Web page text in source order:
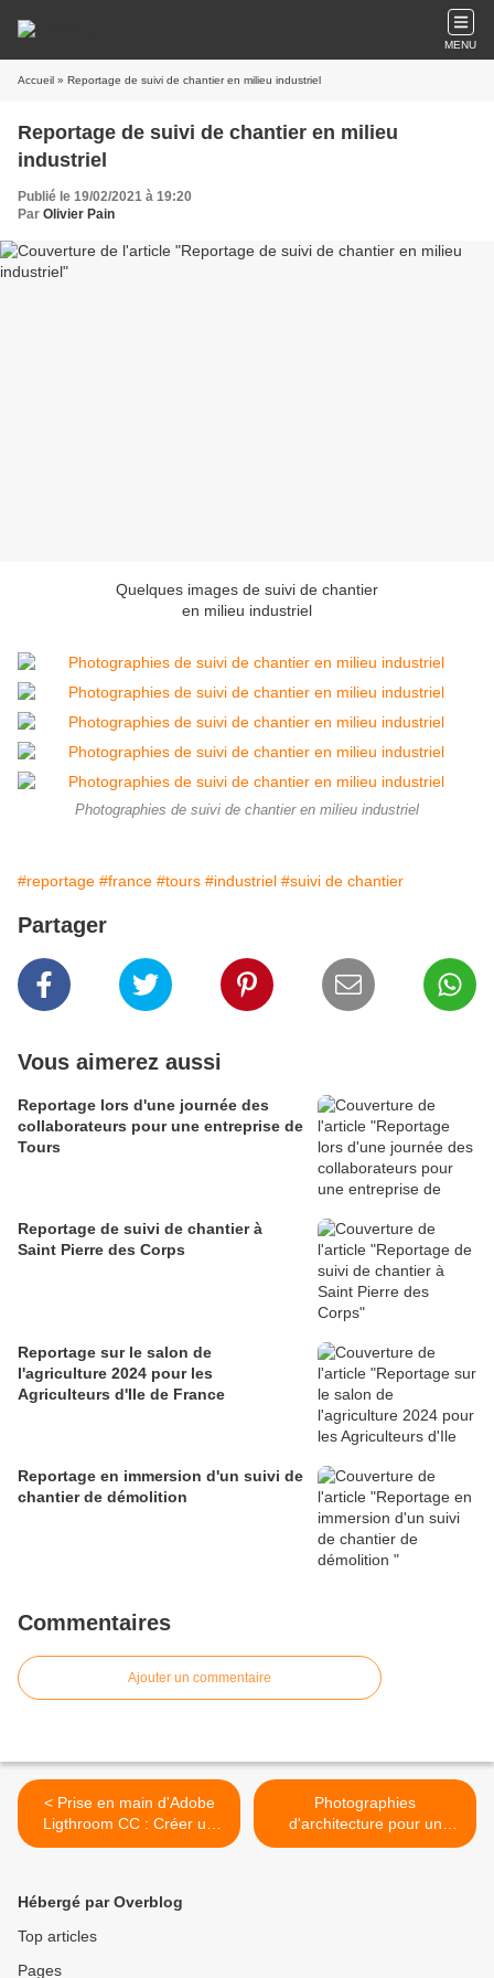
MENU
Accueil » Reportage de suivi de chantier en milieu industriel
Reportage de suivi de chantier en milieu
industriel
Publié le 19/02/2021 à 19:20
Par Olivier Pain
Quelques images de suivi de chantier
en milieu industriel
Photographies de suivi de chantier en milieu industriel
#reportage #france #tours #industriel #suivi de chantier
Partager
Vous aimerez aussi
Reportage lors d'une journée des
collaborateurs pour une entreprise de
Tours
Reportage de suivi de chantier à
Saint Pierre des Corps
Reportage sur le salon de
l'agriculture 2024 pour les
Agriculteurs d'Ile de France
Reportage en immersion d'un suivi de
chantier de démolition
Commentaires
Ajouter un commentaire
< Prise en main d'Adobe
Ligthroom CC : Créer un
HDRi simplement
Photographies
d'architecture pour un
cabinet d'avocats de Tours
Hébergé par Overblog
Top articles
Pages